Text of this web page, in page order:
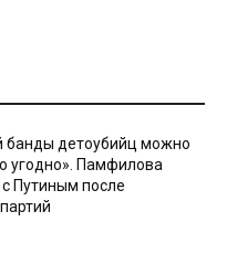
банды детоубийц можно
угодно». Памфилова
Путиным после